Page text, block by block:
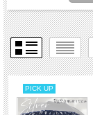
PICK UP